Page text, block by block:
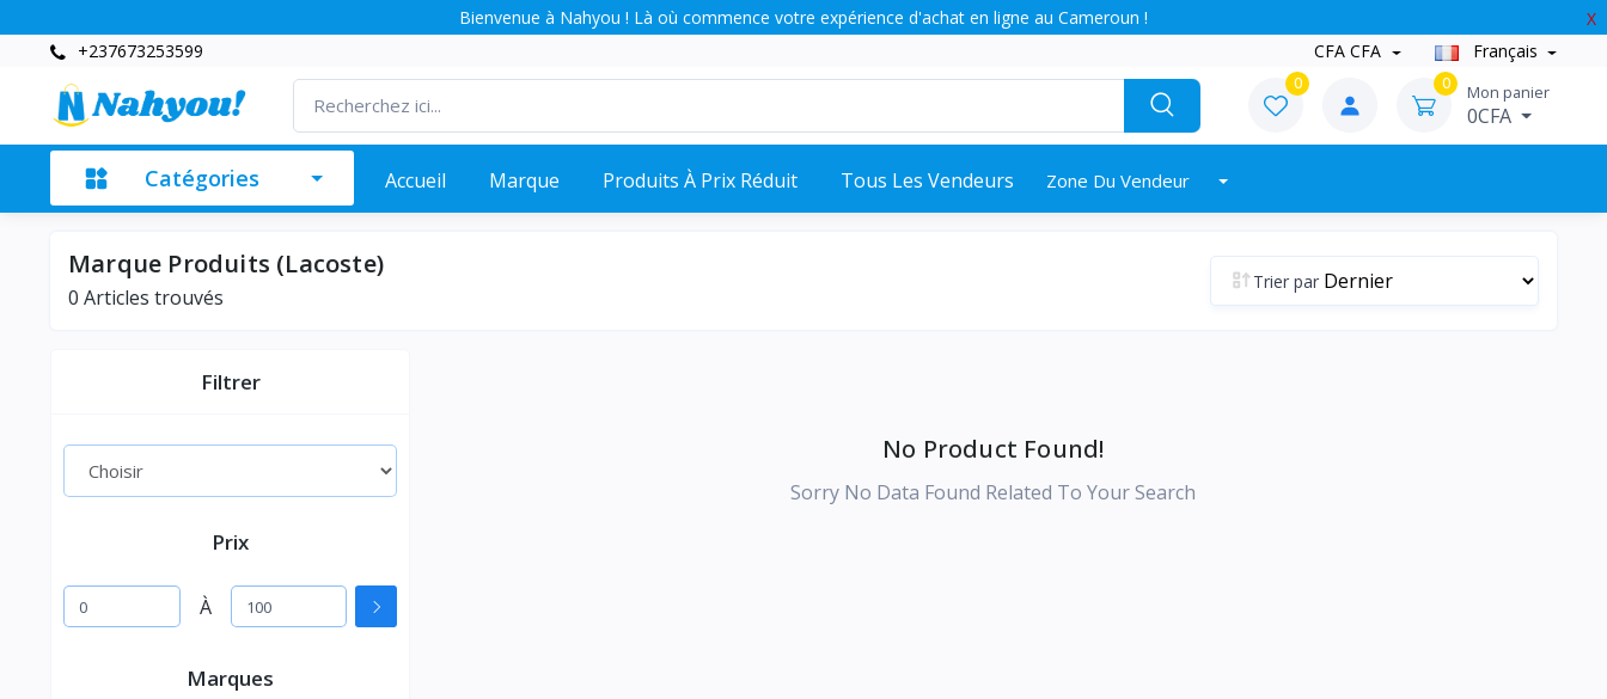
Bienvenue à Nahyou ! Là où commence votre expérience d'achat en ligne au Cameroun !
X
+237673253599
CFA CFA Français
0 0 Mon panier
0CFA
Catégories Accueil Marque Produits À Prix Réduit Tous Les Vendeurs Zone Du Vendeur
Marque Produits (Lacoste)
0 Articles trouvés
Trier par
Filtrer
Prix
À
Marques
No Product Found!
Sorry No Data Found Related To Your Search